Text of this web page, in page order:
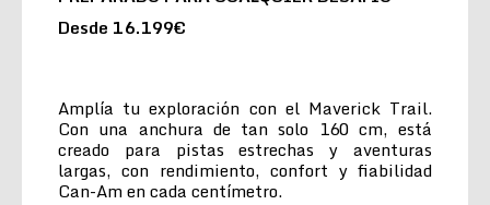
Desde 16.199€
Amplía tu exploración con el Maverick Trail.
Con una anchura de tan solo 160 cm, está
creado para pistas estrechas y aventuras
largas, con rendimiento, confort y fiabilidad
Can-Am en cada centímetro.